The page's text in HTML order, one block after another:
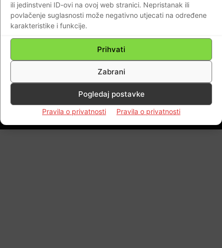
ili jedinstveni ID-ovi na ovoj web stranici. Nepristanak ili
povlačenje suglasnosti može negativno utjecati na određene
karakteristike i funkcije.
Prihvati
Zabrani
Pogledaj postavke
Pravila o privatnosti Pravila o privatnosti
Vjera
21. prosinca sveti Mihej – prorok koji je
najavio da će se Mesija roditi u Betlehemu!
Kontaktirajte nas Pravila o privatnosti
© Newspaper WordPress Theme by TagDiv